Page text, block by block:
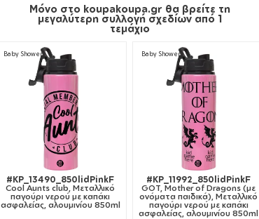
Μόνο στο koupakoupa.gr θα βρείτε τη
μεγαλύτερη συλλογή σχεδίων από 1
τεμάχιο
Baby Shower
#KP_13490_850lidPinkF
Cool Aunts club, Μεταλλικό
παγούρι νερού με καπάκι
ασφαλείας, αλουμινίου 850ml
Baby Shower
#KP_11992_850lidPinkF
GOT, Mother of Dragons (με
ονόματα παιδικά), Μεταλλικό
παγούρι νερού με καπάκι
ασφαλείας, αλουμινίου 850ml